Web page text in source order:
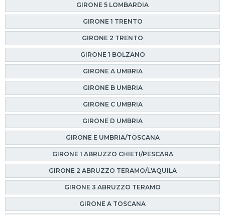
GIRONE 5 LOMBARDIA
GIRONE 1 TRENTO
GIRONE 2 TRENTO
GIRONE 1 BOLZANO
GIRONE A UMBRIA
GIRONE B UMBRIA
GIRONE C UMBRIA
GIRONE D UMBRIA
GIRONE E UMBRIA/TOSCANA
GIRONE 1 ABRUZZO CHIETI/PESCARA
GIRONE 2 ABRUZZO TERAMO/L'AQUILA
GIRONE 3 ABRUZZO TERAMO
GIRONE A TOSCANA